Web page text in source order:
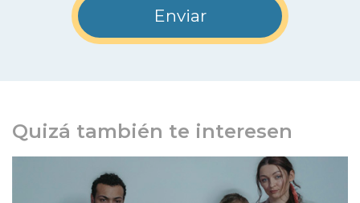
Quizá también te interesen